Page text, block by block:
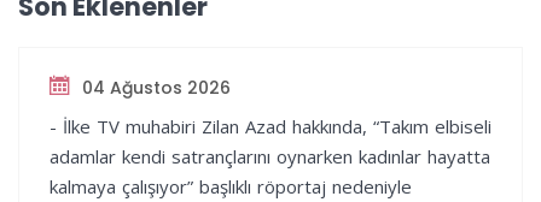
04 Ağustos 2026
- İlke TV muhabiri Zilan Azad hakkında, “Takım elbiseli
adamlar kendi satrançlarını oynarken kadınlar hayatta
kalmaya çalışıyor” başlıklı röportaj nedeniyle